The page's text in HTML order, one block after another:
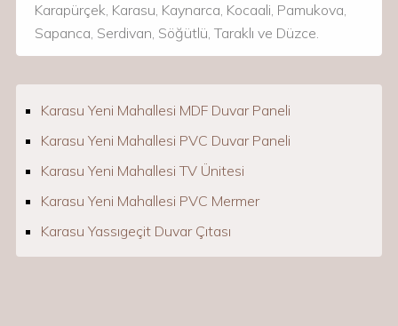
Karapürçek, Karasu, Kaynarca, Kocaali, Pamukova,
Sapanca, Serdivan, Söğütlü, Taraklı ve Düzce.
Karasu Yeni Mahallesi MDF Duvar Paneli
Karasu Yeni Mahallesi PVC Duvar Paneli
Karasu Yeni Mahallesi TV Ünitesi
Karasu Yeni Mahallesi PVC Mermer
Karasu Yassıgeçit Duvar Çıtası